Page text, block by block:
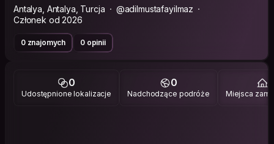
Antalya, Antalya, Turcja
@adilmustafayilmaz
Członek od 2026
0 znajomych 0 opinii
0
Udostępnione lokalizacje
0
Nadchodzące podróże Miejsca